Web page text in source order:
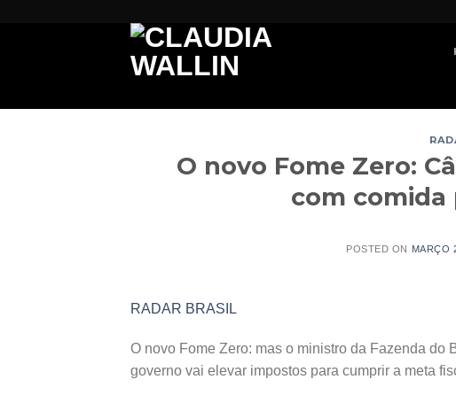
O novo Fome Zero:
com comida
POSTED ON MARÇO
RADAR BRASIL
O novo Fome Zero: mas o ministro da Fazenda
governo vai elevar impostos para cumprir a meta